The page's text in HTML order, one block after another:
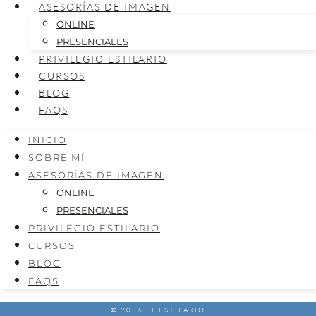
ASESORÍAS DE IMAGEN
ONLINE
PRESENCIALES
PRIVILEGIO ESTILARIO
CURSOS
BLOG
FAQS
INICIO
SOBRE MÍ
ASESORÍAS DE IMAGEN
ONLINE
PRESENCIALES
PRIVILEGIO ESTILARIO
CURSOS
BLOG
FAQS
© 2026 EL ESTILARIO